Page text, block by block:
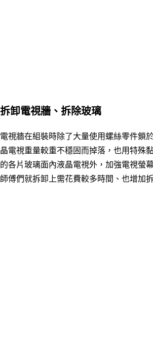
拆卸電視牆、拆除玻璃
電視牆在組裝時除了大量使用螺絲零件鎖
晶電視重量較重不穩固而掉落， 也用特殊
的各片玻璃面內液晶電視外，加強電視螢
師傅們就拆卸上需花費較多時間、也增加